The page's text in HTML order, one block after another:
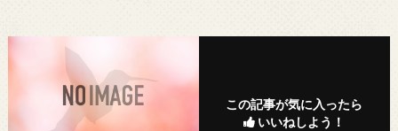
この記事が気に入ったら
いいねしよう！